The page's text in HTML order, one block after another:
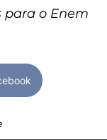
Um
do Estado em um
para o Enem